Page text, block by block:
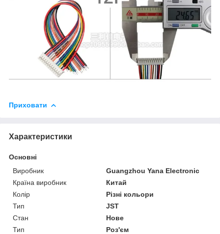
Приховати
Характеристики
Основні
Виробник
Guangzhou Yana Electronic
Країна виробник
Китай
Колір
Різні кольори
Тип
JST
Стан
Нове
Тип
Роз'єм